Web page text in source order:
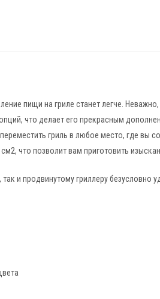
пищи на гриле станет легче.
что делает его прекрасным
гриль в любое место, где вы
что позволит вам приготовить
продвинутому гриллеру безусловно